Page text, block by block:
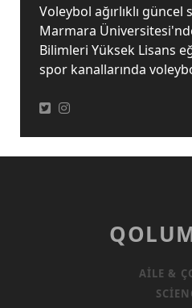
Voleybol ağırlıklı güncel
Marmara
Bilimleri Yüksek Lisans
spor kanallarında
AILE &